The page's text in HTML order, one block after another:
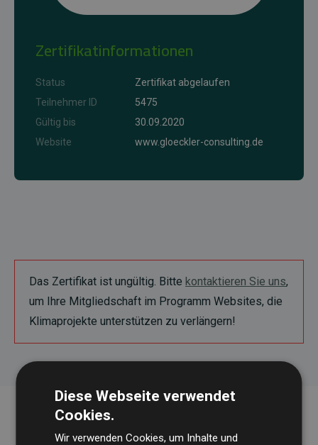
Zertifikatinformationen
Status
Zertifikat abgelaufen
Teilnehmer ID
5475
Gültig bis
30.09.2020
Website
www.gloeckler-consulting.de
Das Zertifikat ist ungültig. Bitte kontaktieren Sie uns,
um Ihre Mitgliedschaft im Programm Websites, die
Klimaprojekte unterstützen zu verlängern!
Diese Webseite verwendet
Cookies.
Wir verwenden Cookies, um Inhalte und